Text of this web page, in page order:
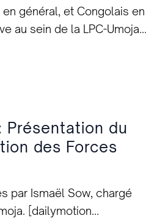
général, et Congolais en
au sein de la LPC-Umoja.
Présentation du
des Forces
par Ismaël Sow, chargé
[dailymotion